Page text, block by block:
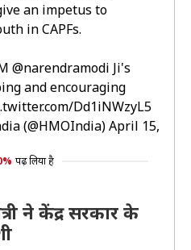
an impetus to
in CAPFs.
@narendramodi Ji's
and encouraging
Dd1iNWzyL5
(@HMOIndia)April 15,
पढ़ लिया है
ने केंद्र सरकार के